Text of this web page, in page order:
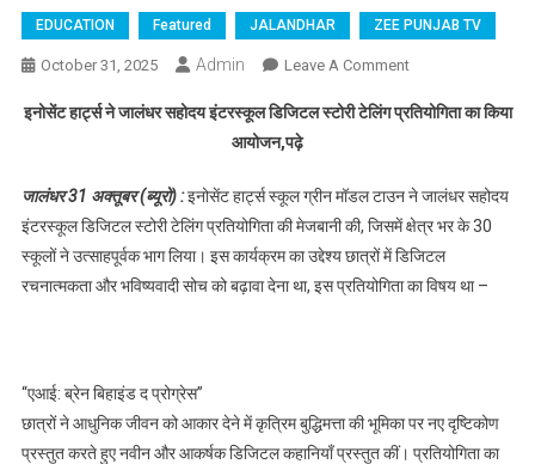
EDUCATION Featured JALANDHAR ZEE PUNJAB TV
October 31, 2025 Admin Leave A CommentOn इनोसेंट हार्ट्स
इंटरस्कूल डिजिटल
किया आयोजन,पढ़े
इनोसेंट हार्ट्स ने जालंधर सहोदय इंटरस्कूल डिजिटल स्टोरी टेलिंग प्रतियोगिता का किया
आयोजन,पढ़े
जालंधर 31 अक्तूबर (ब्यूरो) :इनोसेंट हार्ट्स स्कूल ग्रीन मॉडल टाउन ने जालंधर सहोदय
इंटरस्कूल डिजिटल स्टोरी टेलिंग प्रतियोगिता की मेजबानी की, जिसमें क्षेत्र भर के 30
स्कूलों ने उत्साहपूर्वक भाग लिया। इस कार्यक्रम का उद्देश्य छात्रों में डिजिटल
रचनात्मकता और भविष्यवादी सोच को बढ़ावा देना था, इस प्रतियोगिता का विषय था –
“एआई: ब्रेन बिहाइंड द प्रोग्रेस”
छात्रों ने आधुनिक जीवन को आकार देने में कृत्रिम बुद्धिमत्ता की भूमिका पर नए दृष्टिकोण
प्रस्तुत करते हुए नवीन और आकर्षक डिजिटल कहानियाँ प्रस्तुत कीं। प्रतियोगिता का